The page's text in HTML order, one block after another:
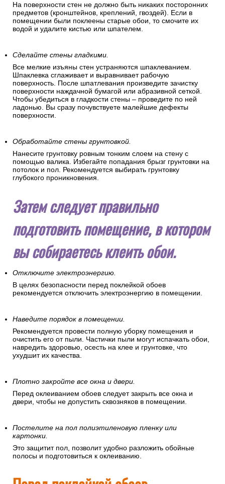
На поверхности стен не должно быть никаких посторонних
предметов (кронштейнов, креплений, гвоздей). Если в
помещении были поклеены старые обои, то смочите их
водой и удалите кистью или шпателем.
Сделайте стены гладкими.
Все мелкие изъяны стен устраняются шпаклеванием.
Шпаклевка сглаживает и выравнивает рабочую
поверхность. После шпатлевания произведите зачистку
поверхности наждачной бумагой или абразивной сеткой.
Чтобы убедиться в гладкости стены – проведите по ней
ладонью. Вы сразу почувствуете малейшие дефекты
поверхности.
Обработайте стены грунтовкой.
Нанесите грунтовку ровным тонким слоем на стену с
помощью валика. Избегайте попадания брызг грунтовки на
потолок и пол. Рекомендуется выбирать грунтовку
глубокого проникновения.
Затем следует правильно
подготовить помещение, в котором
вы собираетесь клеить обои.
Отключите электроэнергию.
В целях безопасности перед поклейкой обоев
рекомендуется отключить электроэнергию в помещении.
Наведите порядок в помещении.
Рекомендуется провести полную уборку помещения и
очистить его от пыли. Частички пыли могут испачкать обои,
навредить здоровью, осесть на клее и грунтовке, что
ухудшит их качества.
Плотно закройте все окна и двери.
Перед оклеиванием обоев следует закрыть все окна и
двери, чтобы не допустить сквозняков в помещении.
Постелите на пол полиэтиленовую пленку или
картонки.
Это защитит пол, позволит удобно разложить обойные
полосы и подготовиться к оклеиванию.